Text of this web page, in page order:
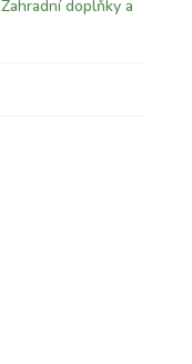
Zahradní doplňky a